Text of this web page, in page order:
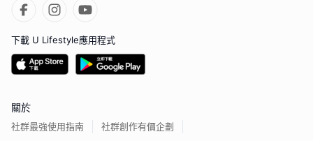
下載 U Lifestyle應用程式
關於
社群最強使用指南
社群創作有價企劃